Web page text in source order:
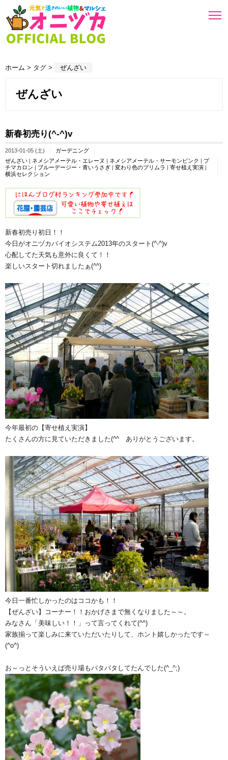
ホーム > タグ > ぜんざい
ぜんざい
新春初売り(^-^)v
2013-01-05 (土)
ガーデニング
ぜんざい | ネメシアメーテル・エレーヌ | ネメシアメーテル・サーモンピンク | プ
チマカロン | ブルーデージー・青いうさぎ | 変わり色のプリムラ | 寄せ植え実演 |
横浜セレクション
新春初売り初日！！
今日がオニヅカバイオシステム2013年のスタート(^-^)v
心配してた天気も意外に良くて！！
楽しいスタート切れましたぁ(^^)
今年最初の【寄せ植え実演】
たくさんの方に見ていただきました(^^ゞありがとうございます。
今日一番忙しかったのはココかも！！
【ぜんざい】コーナー！！おかげさまで無くなりました～～。
みなさん「美味しい！！」って言ってくれて(^^)
家族揃って楽しみに来ていただいたりして、ホント嬉しかったです～
(^o^)
お～っとそういえば売り場もバタバタしてたんでした(^_^;)